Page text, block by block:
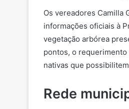
Os vereadores Camilla
informações oficiais à
vegetação arbórea
pontos, o
nativas que
Rede